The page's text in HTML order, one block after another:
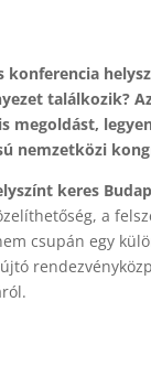
konferencia
találkozik?
megoldást,
nemzetközi
keres
a
csupán egy